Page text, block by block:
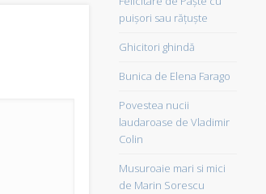
puișori sau rățuște
Ghicitori ghindă
Bunica de Elena Farago
Povestea nucii
laudaroase de Vladimir
Colin
Musuroaie mari si mici
de Marin Sorescu